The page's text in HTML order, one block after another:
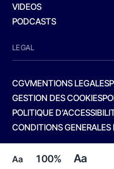
Aa 100% Aa
VIDEOS
PODCASTS
LEGAL
CGVMENTIONS LEGALES
GESTION DES COOKIES
POLITIQUE
CONDITIONS GENERALES